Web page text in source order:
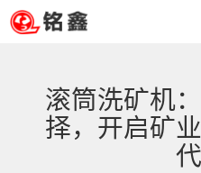
滚筒洗矿机
择，开启矿
代